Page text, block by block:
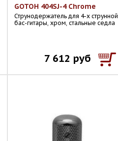
GOTOH 404SJ-4 Chrome
Струнодержатель для 4-х струнной
бас-гитары, хром, стальные седла
7 612 руб